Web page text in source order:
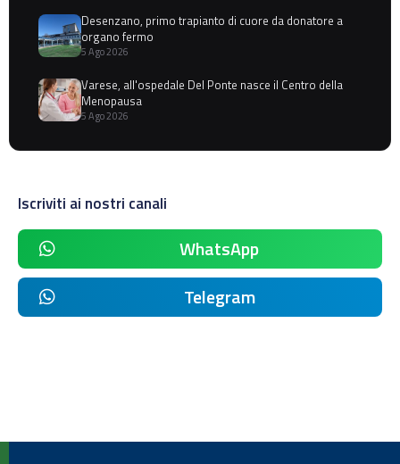
Desenzano, primo trapianto di cuore da donatore a
organo fermo
5 Ago 2026
Varese, all'ospedale Del Ponte nasce il Centro della
Menopausa
5 Ago 2026
Iscriviti ai nostri canali
WhatsApp
Telegram